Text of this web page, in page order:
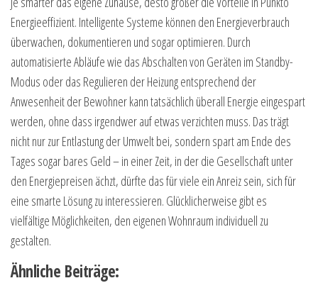
Energieeffizient. Intelligente Systeme können den Energieverbrauch
überwachen, dokumentieren und sogar optimieren. Durch
automatisierte Abläufe wie das Abschalten von Geräten im Standby-
Modus oder das Regulieren der Heizung entsprechend der
Anwesenheit der Bewohner kann tatsächlich überall Energie eingespart
werden, ohne dass irgendwer auf etwas verzichten muss. Das trägt
nicht nur zur Entlastung der Umwelt bei, sondern spart am Ende des
Tages sogar bares Geld – in einer Zeit, in der die Gesellschaft unter
den Energiepreisen ächzt, dürfte das für viele ein Anreiz sein, sich für
eine smarte Lösung zu interessieren. Glücklicherweise gibt es
vielfältige Möglichkeiten, den eigenen Wohnraum individuell zu
gestalten.
Ähnliche Beiträge: